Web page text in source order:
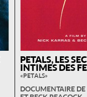
PETALS, LES
INTIMES DES
« PETALS »
DOCUMENTAIRE